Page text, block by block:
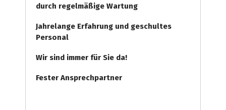
durch regelmäßige Wartung
Jahrelange Erfahrung und geschultes
Personal
Wir sind immer für Sie da!
Fester Ansprechpartner